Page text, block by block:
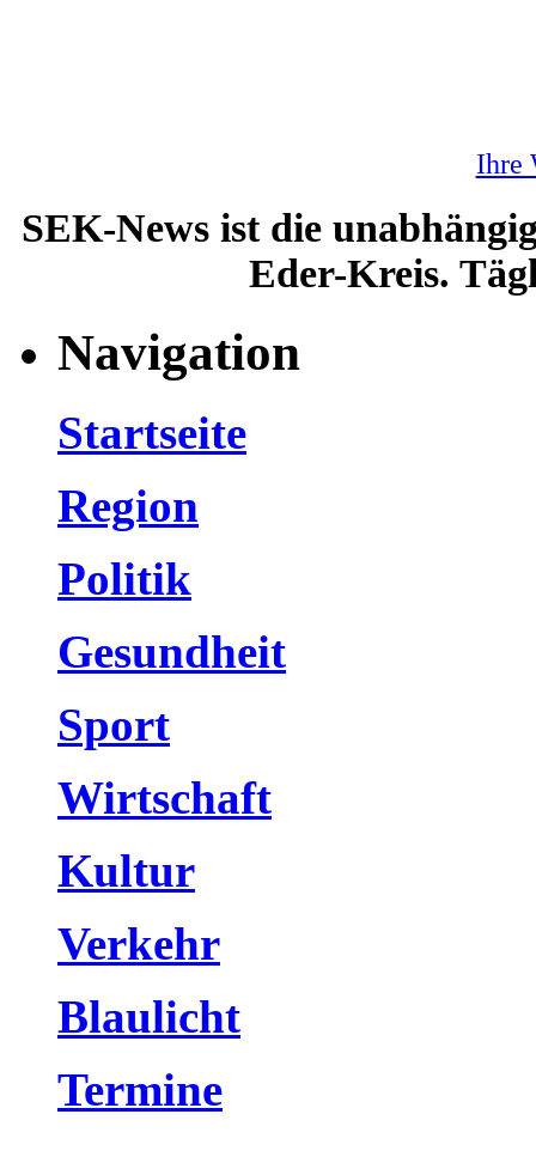
Ihre
SEK-News ist die
Eder-Kreis.
Navigation
Startseite
Region
Politik
Gesundheit
Sport
Wirtschaft
Kultur
Verkehr
Blaulicht
Termine